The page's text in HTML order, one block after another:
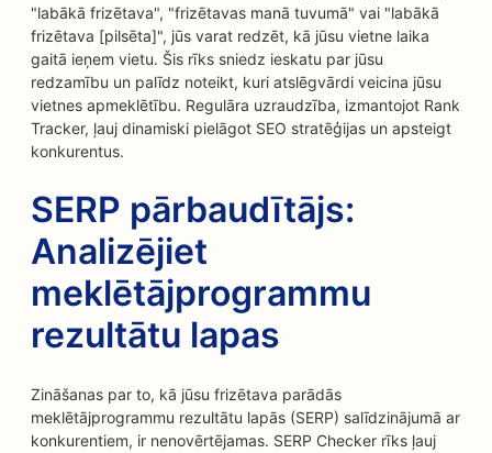
"labākā frizētava", "frizētavas manā tuvumā" vai "labākā
frizētava [pilsēta]", jūs varat redzēt, kā jūsu vietne laika
gaitā ieņem vietu. Šis rīks sniedz ieskatu par jūsu
redzamību un palīdz noteikt, kuri atslēgvārdi veicina jūsu
vietnes apmeklētību. Regulāra uzraudzība, izmantojot Rank
Tracker, ļauj dinamiski pielāgot SEO stratēģijas un apsteigt
konkurentus.
SERP pārbaudītājs:
Analizējiet
meklētājprogrammu
rezultātu lapas
Zināšanas par to, kā jūsu frizētava parādās
meklētājprogrammu rezultātu lapās (SERP) salīdzinājumā ar
konkurentiem, ir nenovērtējamas. SERP Checker rīks ļauj